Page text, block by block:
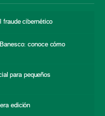
fraude cibernético
conoce cómo
para pequeños
edición